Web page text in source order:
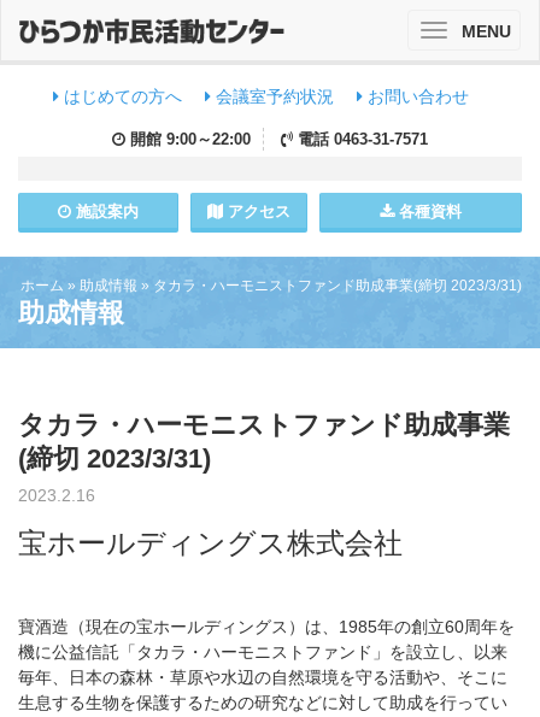
はじめての方へ 会議室予約状況 お問い合わせ
開館 9:00～22:00 電話 0463-31-7571
施設案内 アクセス 各種資料
ToggleMENU
ホーム » 助成情報 » タカラ・ハーモニストファンド助成事業(締切 2023/3/31)
助成情報
タカラ・ハーモニストファンド助成事業
(締切 2023/3/31)
2023.2.16
宝ホールディングス株式会社
寶酒造（現在の宝ホールディングス）は、1985年の創立60周年を
機に公益信託「タカラ・ハーモニストファンド」を設立し、以来
毎年、日本の森林・草原や水辺の自然環境を守る活動や、そこに
生息する生物を保護するための研究などに対して助成を行ってい